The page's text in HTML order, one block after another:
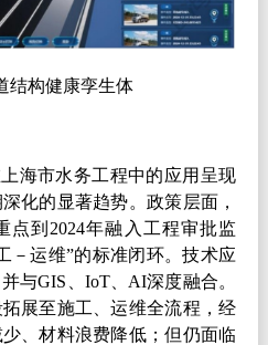
结构健康孪生体
海市水务工程中的应用呈现
化的显著趋势。政策层面，
点到 2024年融入工程审批监
－运维”的标准闭环。技术应
与GIS IoT、 AI深度融合。
展至施工、运维全流程，经
、材料浪费降低；但仍面临